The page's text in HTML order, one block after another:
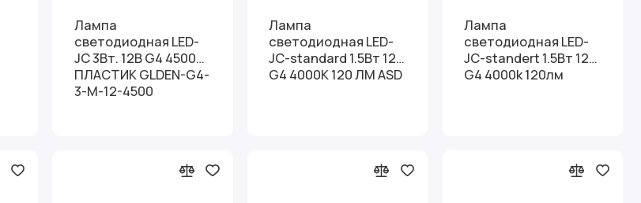
Лампа
светодиодная LED-
JC 3Вт. 12В G4 4500К
ПЛАСТИК GLDEN-G4-
3-M-12-4500
Лампа
светодиодная LED-
JC-standard 1.5Вт 12В
G4 4000K 120 ЛМ ASD
Лампа
светодиодная LED-
JC-standert 1.5Вт 12В
G4 4000k 120лм